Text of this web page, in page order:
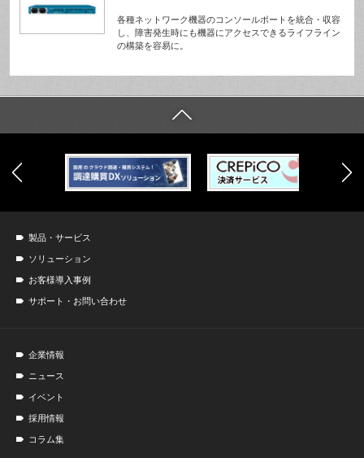
各種ネットワーク機器のコンソールポートを統合・収容
し、障害発生時にも機器にアクセスできるライフライン
の構築を容易に。
製品・サービス
ソリューション
お客様導入事例
サポート・お問い合わせ
企業情報
ニュース
イベント
採用情報
コラム集